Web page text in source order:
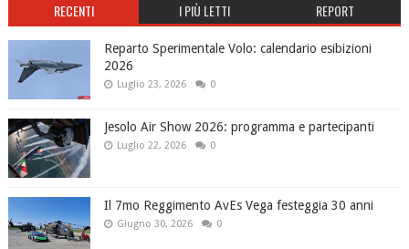
RECENTI I PIÙ LETTI REPORT
Reparto Sperimentale Volo: calendario esibizioni
2026
Luglio 23, 2026 0
Jesolo Air Show 2026: programma e partecipanti
Luglio 22, 2026 0
Il 7mo Reggimento AvEs Vega festeggia 30 anni
Giugno 30, 2026 0